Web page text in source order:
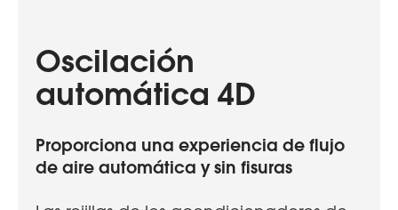
Oscilación
automática 4D
Proporciona una experiencia de flujo
de aire automática y sin fisuras